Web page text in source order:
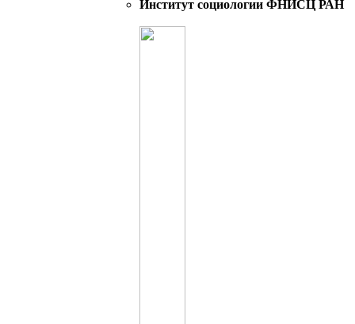
Институт социологии ФНИСЦ РАН